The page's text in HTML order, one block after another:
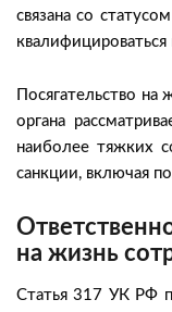
связана со
Посягательство на
органа
наиболее тяжких
санкции, включая
на жизнь
Статья 317 УК РФ